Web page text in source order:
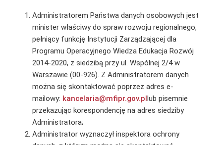
Administratorem Państwa danych osobowych jest
minister właściwy do spraw rozwoju regionalnego,
pełniący funkcję Instytucji Zarządzającej dla
Programu Operacyjnego Wiedza Edukacja Rozwój
2014-2020, z siedzibą przy ul. Wspólnej 2/4 w
Warszawie (00-926). Z Administratorem danych
można się skontaktować poprzez adres e-
mailowy: kancelaria@mfipr.gov.pllub pisemnie
przekazując korespondencję na adres siedziby
Administratora;
Administrator wyznaczył inspektora ochrony